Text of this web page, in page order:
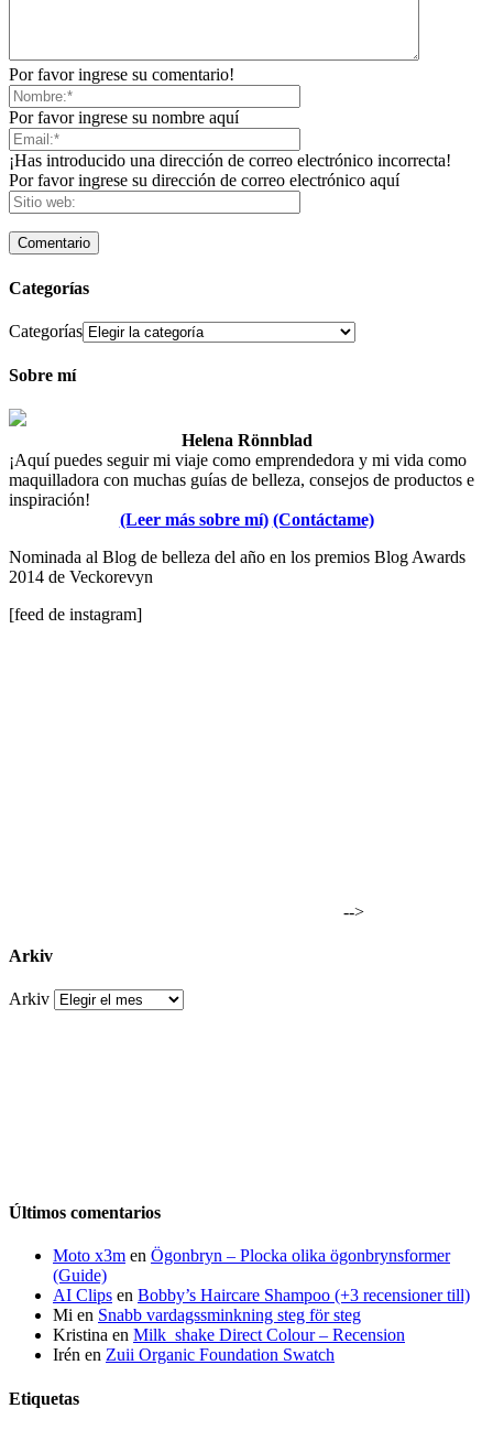
Por favor ingrese su comentario!
Por favor ingrese su nombre aquí
¡Has introducido una dirección de correo electrónico incorrecta!
Por favor ingrese su dirección de correo electrónico aquí
Categorías
Categorías
Sobre mí
Helena Rönnblad
¡Aquí puedes seguir mi viaje como emprendedora y mi vida como
maquilladora con muchas guías de belleza, consejos de productos e
inspiración!
(Leer más sobre mí) (Contáctame)
Nominada al Blog de belleza del año en los premios Blog Awards
2014 de Veckorevyn
[feed de instagram]
-->
Arkiv
Arkiv
Últimos comentarios
Moto x3m en Ögonbryn – Plocka olika ögonbrynsformer
(Guide)
AI Clips en Bobby’s Haircare Shampoo (+3 recensioner till)
Mi en Snabb vardagssminkning steg för steg
Kristina en Milk_shake Direct Colour – Recension
Irén en Zuii Organic Foundation Swatch
Etiquetas